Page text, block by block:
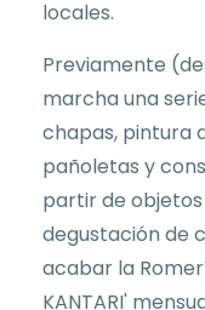
locales.
Previamente
marcha una
chapas, pintura
pañoletas y
partir de
degustación de
acabar la
KANTARI'